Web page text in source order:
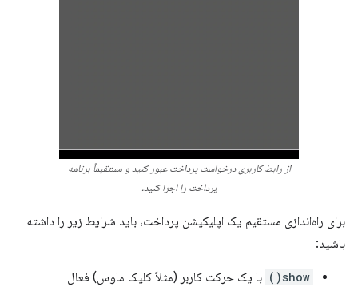
از رابط کاربری درخواست پرداخت عبور کنید و مستقیماً برنامه
پرداخت را اجرا کنید.
برای راه‌اندازی مستقیم یک اپلیکیشن پرداخت، باید شرایط زیر را داشته
باشید:
show()
با یک حرکت کاربر (مثلاً کلیک ماوس) فعال